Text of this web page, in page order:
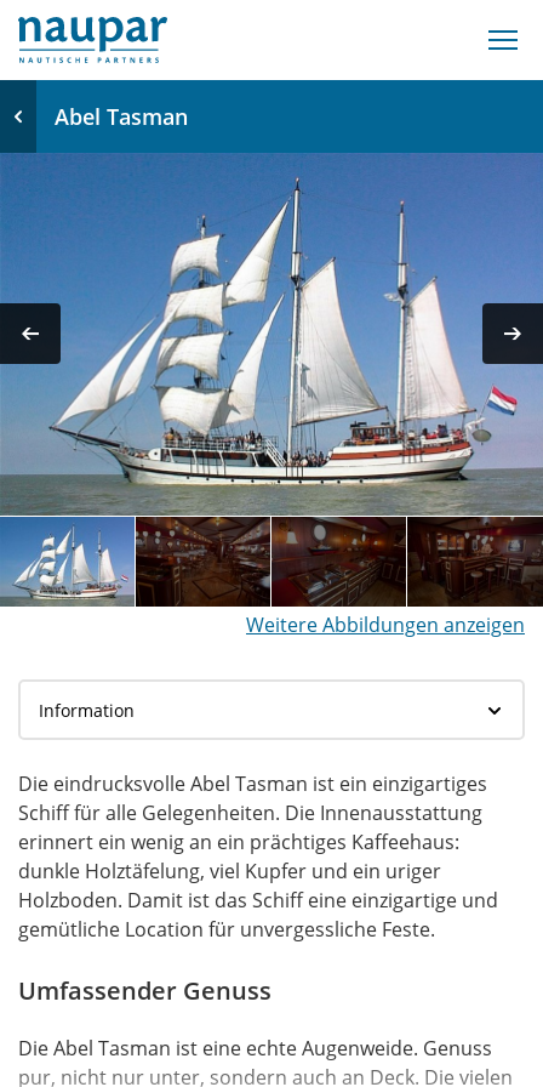
Abel Tasman
Weitere Abbildungen anzeigen
Die eindrucksvolle Abel Tasman ist ein einzigartiges
Schiff für alle Gelegenheiten. Die Innenausstattung
erinnert ein wenig an ein prächtiges Kaffeehaus:
dunkle Holztäfelung, viel Kupfer und ein uriger
Holzboden. Damit ist das Schiff eine einzigartige und
gemütliche Location für unvergessliche Feste.
Umfassender Genuss
Die Abel Tasman ist eine echte Augenweide. Genuss
pur, nicht nur unter, sondern auch an Deck. Die vielen